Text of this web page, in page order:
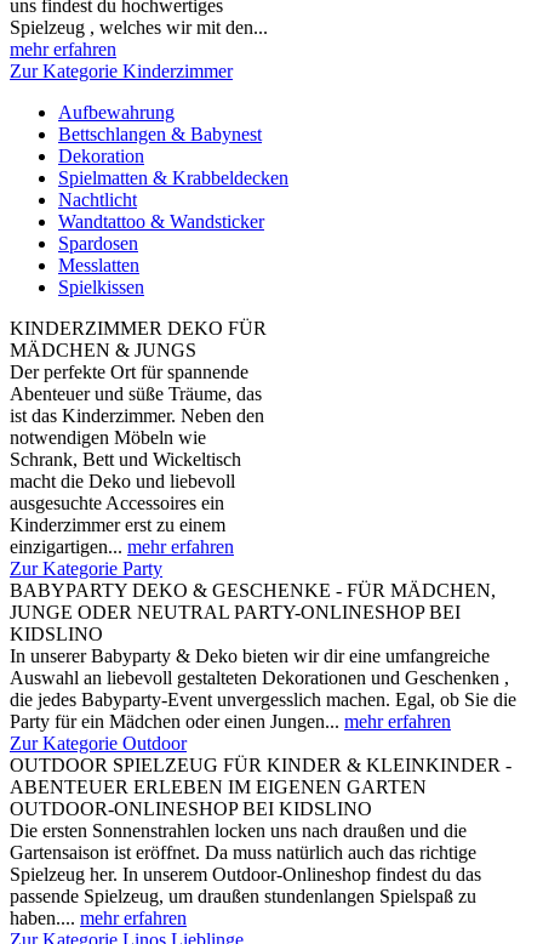
uns findest du hochwertiges
Spielzeug , welches wir mit den...
mehr erfahren
Zur Kategorie Kinderzimmer
Aufbewahrung
Bettschlangen & Babynest
Dekoration
Spielmatten & Krabbeldecken
Nachtlicht
Wandtattoo & Wandsticker
Spardosen
Messlatten
Spielkissen
KINDERZIMMER DEKO FÜR
MÄDCHEN & JUNGS
Der perfekte Ort für spannende
Abenteuer und süße Träume, das
ist das Kinderzimmer. Neben den
notwendigen Möbeln wie
Schrank, Bett und Wickeltisch
macht die Deko und liebevoll
ausgesuchte Accessoires ein
Kinderzimmer erst zu einem
einzigartigen... mehr erfahren
Zur Kategorie Party
BABYPARTY DEKO & GESCHENKE - FÜR MÄDCHEN,
JUNGE ODER NEUTRAL PARTY-ONLINESHOP BEI
KIDSLINO
In unserer Babyparty & Deko bieten wir dir eine umfangreiche
Auswahl an liebevoll gestalteten Dekorationen und Geschenken ,
die jedes Babyparty-Event unvergesslich machen. Egal, ob Sie die
Party für ein Mädchen oder einen Jungen... mehr erfahren
Zur Kategorie Outdoor
OUTDOOR SPIELZEUG FÜR KINDER & KLEINKINDER -
ABENTEUER ERLEBEN IM EIGENEN GARTEN
OUTDOOR-ONLINESHOP BEI KIDSLINO
Die ersten Sonnenstrahlen locken uns nach draußen und die
Gartensaison ist eröffnet. Da muss natürlich auch das richtige
Spielzeug her. In unserem Outdoor-Onlineshop findest du das
passende Spielzeug, um draußen stundenlangen Spielspaß zu
haben.... mehr erfahren
Zur Kategorie Linos Lieblinge